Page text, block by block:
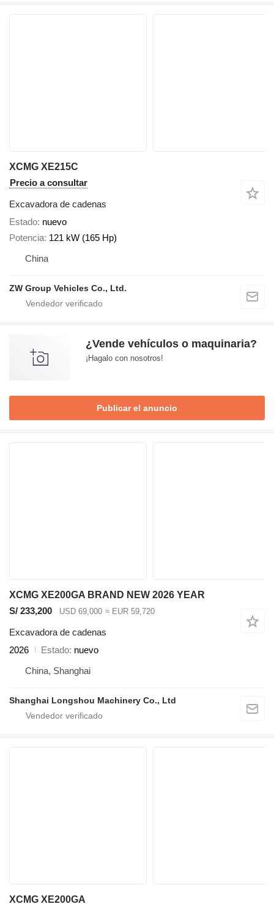
XCMG XE215C
Precio a consultar
Excavadora de cadenas
Estado nuevo
Potencia 121 kW (165 Hp)
China
ZW Group Vehicles Co., Ltd.
¿Vende vehículos o maquinaria?
¡Hagalo con nosotros!
Publicar el anuncio
XCMG XE200GA BRAND NEW 2026 YEAR
S/ 233,200
USD 69,000 ≈ EUR 59,720
Excavadora de cadenas
2026
Estado nuevo
China, Shanghai
Shanghai Longshou Machinery Co., Ltd
XCMG XE200GA